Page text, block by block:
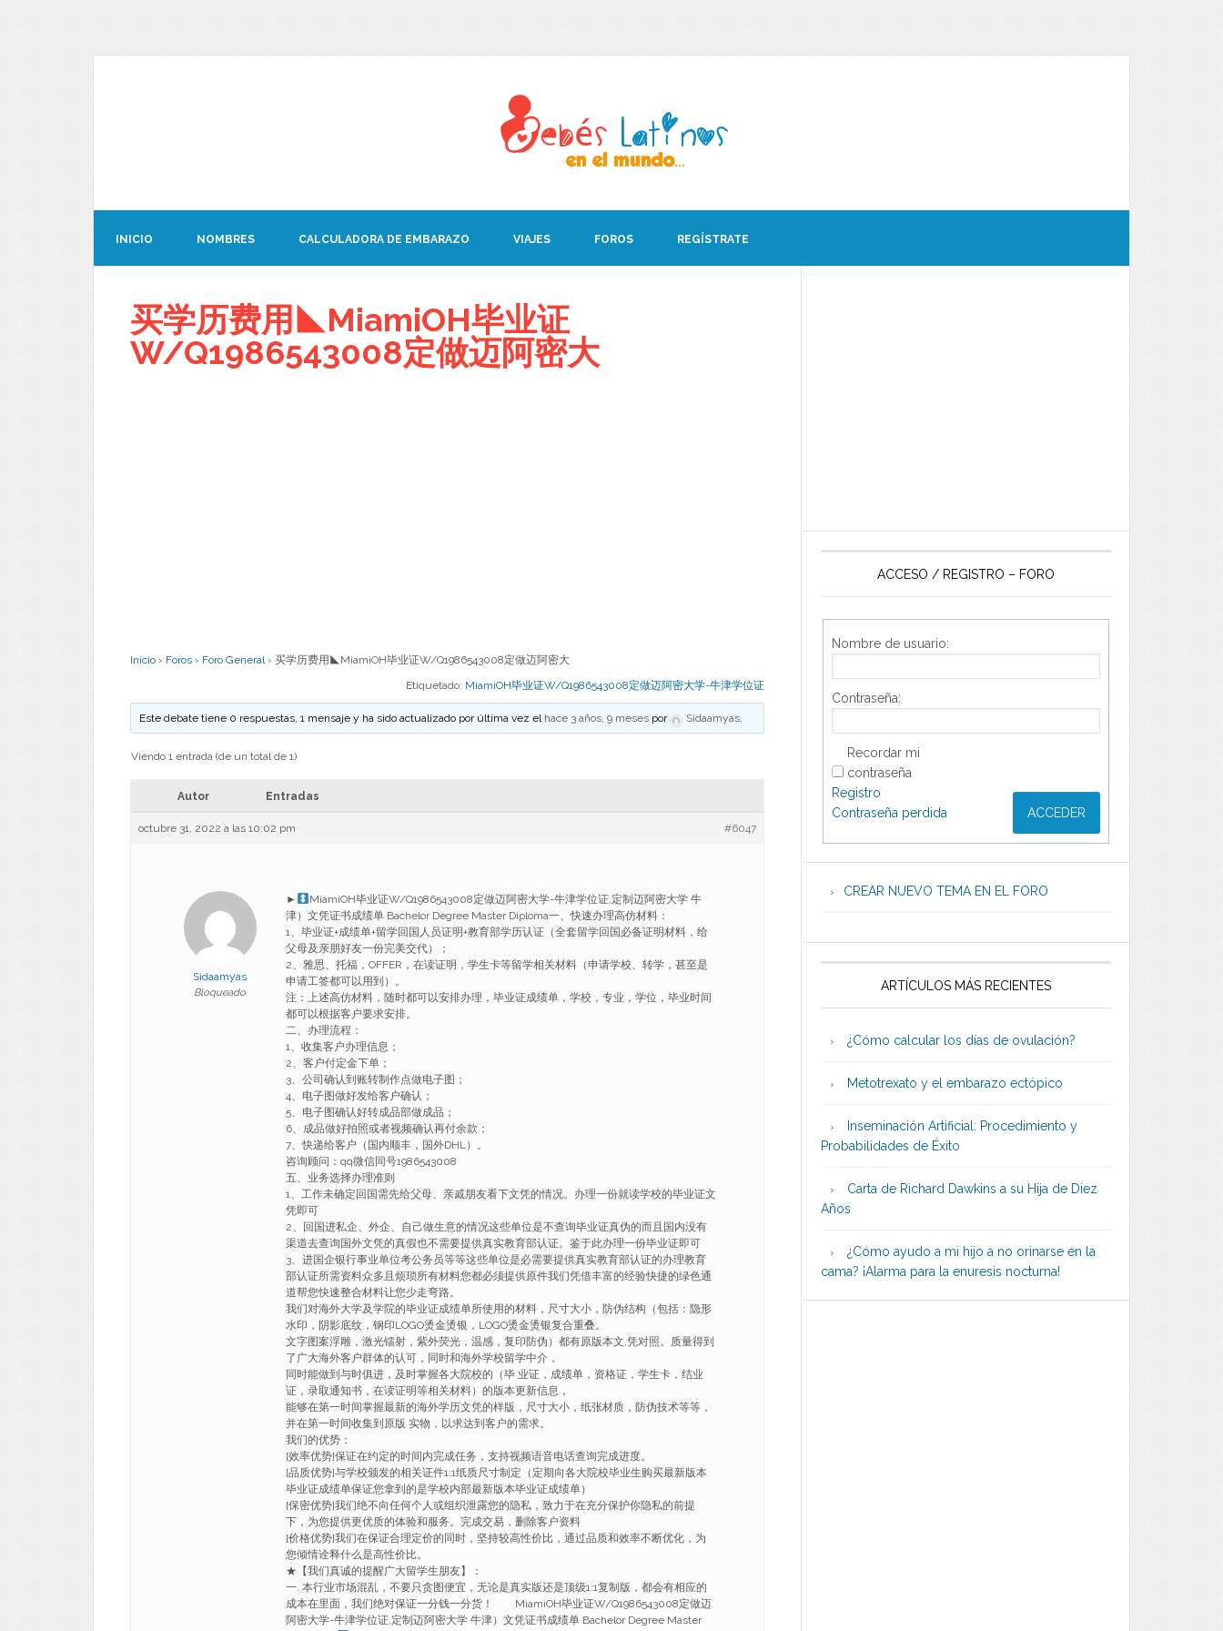
INICIO NOMBRES CALCULADORA DE EMBARAZO VIAJES FOROS REGÍSTRATE
买学历费用◣MiamiOH毕业证
W/Q1986543008定做迈阿密大
Inicio › Foros › Foro General › 买学历费用◣MiamiOH毕业证W/Q1986543008定做迈阿密大
Etiquetado: MiamiOH毕业证W/Q1986543008定做迈阿密大学-牛津学位证
Este debate tiene 0 respuestas, 1 mensaje y ha sido actualizado por última vez el hace 3 años, 9 meses por Sidaamyas.
Viendo 1 entrada (de un total de 1)
Autor Entradas
octubre 31, 2022 a las 10:02 pm #6047
Sidaamyas
Bloqueado
►
MiamiOH毕业证W/Q1986543008定做迈阿密大学-牛津学位证,定制迈阿密大学 牛
津）文凭证书成绩单 Bachelor Degree Master Diploma一、快速办理高仿材料：
1、毕业证+成绩单+留学回国人员证明+教育部学历认证（全套留学回国必备证明材料，给
父母及亲朋好友一份完美交代）；
2、雅思、托福，OFFER，在读证明，学生卡等留学相关材料（申请学校、转学，甚至是
申请工签都可以用到）。
注：上述高仿材料，随时都可以安排办理，毕业证成绩单，学校，专业，学位，毕业时间
都可以根据客户要求安排。
二、办理流程：
1、收集客户办理信息；
2、客户付定金下单；
3、公司确认到账转制作点做电子图；
4、电子图做好发给客户确认；
5、电子图确认好转成品部做成品；
6、成品做好拍照或者视频确认再付余款；
7、快递给客户（国内顺丰，国外DHL）。
咨询顾问：qq微信同号1986543008
五、业务选择办理准则
1、工作未确定回国需先给父母、亲戚朋友看下文凭的情况。办理一份就读学校的毕业证文
凭即可
2、回国进私企、外企、自己做生意的情况这些单位是不查询毕业证真伪的而且国内没有
渠道去查询国外文凭的真假也不需要提供真实教育部认证。鉴于此办理一份毕业证即可
3、进国企银行事业单位考公务员等等这些单位是必需要提供真实教育部认证的办理教育
部认证所需资料众多且烦琐所有材料您都必须提供原件我们凭借丰富的经验快捷的绿色通
道帮您快速整合材料让您少走弯路。
我们对海外大学及学院的毕业证成绩单所使用的材料，尺寸大小，防伪结构（包括：隐形
水印，阴影底纹，钢印LOGO烫金烫银，LOGO烫金烫银复合重叠。
文字图案浮雕，激光镭射，紫外荧光，温感，复印防伪）都有原版本文,凭对照。质量得到
了广大海外客户群体的认可，同时和海外学校留学中介，
同时能做到与时俱进，及时掌握各大院校的（毕 业证，成绩单，资格证，学生卡，结业
证，录取通知书，在读证明等相关材料）的版本更新信息，
能够在第一时间掌握最新的海外学历文凭的样版，尺寸大小，纸张材质，防伪技术等等，
并在第一时间收集到原版 实物，以求达到客户的需求。
我们的优势：
[效率优势]保证在约定的时间内完成任务，支持视频语音电话查询完成进度。
[品质优势]与学校颁发的相关证件1:1纸质尺寸制定（定期向各大院校毕业生购买最新版本
毕业证成绩单保证您拿到的是学校内部最新版本毕业证成绩单）
[保密优势]我们绝不向任何个人或组织泄露您的隐私，致力于在充分保护你隐私的前提
下，为您提供更优质的体验和服务。完成交易，删除客户资料
[价格优势]我们在保证合理定价的同时，坚持较高性价比，通过品质和效率不断优化，为
您倾情诠释什么是高性价比。
★【我们真诚的提醒广大留学生朋友】：
一. 本行业市场混乱，不要只贪图便宜，无论是真实版还是顶级1:1复制版，都会有相应的
成本在里面，我们绝对保证一分钱一分货！ MiamiOH毕业证W/Q1986543008定做迈
阿密大学-牛津学位证,定制迈阿密大学 牛津）文凭证书成绩单 Bachelor Degree Master
ACCESO / REGISTRO – FORO
Nombre de usuario:
Contraseña:
Recordar mi
contraseña
ACCEDER
Registro
Contraseña perdida
CREAR NUEVO TEMA EN EL FORO
ARTÍCULOS MÁS RECIENTES
¿Cómo calcular los días de ovulación?
Metotrexato y el embarazo ectópico
Inseminación Artificial: Procedimiento y
Probabilidades de Éxito
Carta de Richard Dawkins a su Hija de Diez
Años
¿Cómo ayudo a mi hijo a no orinarse en la
cama? ¡Alarma para la enuresis nocturna!